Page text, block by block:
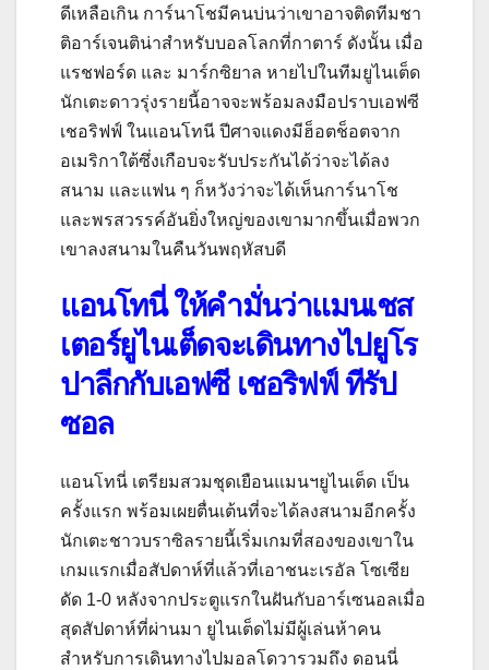
ดีเหลือเกิน การ์นาโชมีคนบ่นว่าเขาอาจติดทีมชา
ติอาร์เจนติน่าสำหรับบอลโลกที่กาตาร์ ดังนั้น เมื่อ
แรชฟอร์ด และ มาร์กซิยาล หายไปในทีมยูไนเต็ด
นักเตะดาวรุ่งรายนี้อาจจะพร้อมลงมือปราบเอฟซี
เชอริฟฟ์ ในแอนโทนี ปีศาจแดงมีฮ็อตช็อตจาก
อเมริกาใต้ซึ่งเกือบจะรับประกันได้ว่าจะได้ลง
สนาม และแฟน ๆ ก็หวังว่าจะได้เห็นการ์นาโช
และพรสวรรค์อันยิ่งใหญ่ของเขามากขึ้นเมื่อพวก
เขาลงสนามในคืนวันพฤหัสบดี
แอนโทนี่ ให้คำมั่นว่าแมนเชส
เตอร์ยูไนเต็ดจะเดินทางไปยูโร
ปาลีกกับเอฟซี เชอริฟฟ์ ทีรัป
ซอล
แอนโทนี่ เตรียมสวมชุดเยือนแมนฯยูไนเต็ด เป็น
ครั้งแรก พร้อมเผยตื่นเต้นที่จะได้ลงสนามอีกครั้ง
นักเตะชาวบราซิลรายนี้เริ่มเกมที่สองของเขาใน
เกมแรกเมื่อสัปดาห์ที่แล้วที่เอาชนะเรอัล โซเซีย
ดัด 1-0 หลังจากประตูแรกในฝันกับอาร์เซนอลเมื่อ
สุดสัปดาห์ที่ผ่านมา ยูไนเต็ดไม่มีผู้เล่นห้าคน
สำหรับการเดินทางไปมอลโดวารวมถึง ดอนนี่